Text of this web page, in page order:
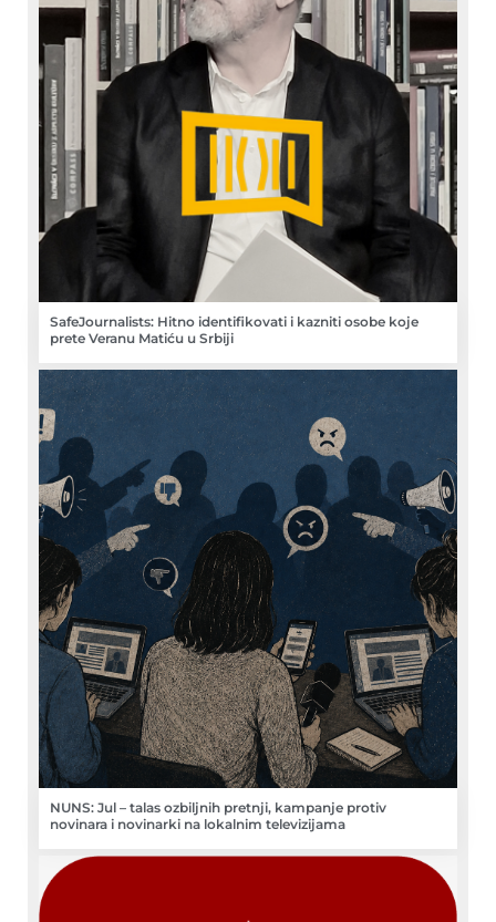
SafeJournalists: Hitno identifikovati i kazniti osobe koje
prete Veranu Matiću u Srbiji
NUNS: Jul – talas ozbiljnih pretnji, kampanje protiv
novinara i novinarki na lokalnim televizijama